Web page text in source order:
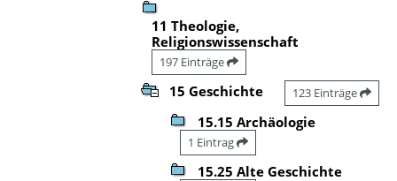
11 Theologie,
Religionswissenschaft
197 Einträge
15 Geschichte 123 Einträge
15.15 Archäologie
1 Eintrag
15.25 Alte Geschichte